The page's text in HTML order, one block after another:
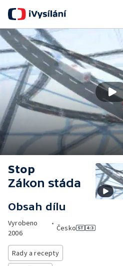
Stop
Zákon stáda
Obsah dílu
Vyrobeno
2006
•
Česko
Rady a recepty